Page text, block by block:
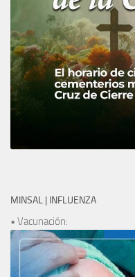
MINSAL | INFLUENZA
• Vacunación: